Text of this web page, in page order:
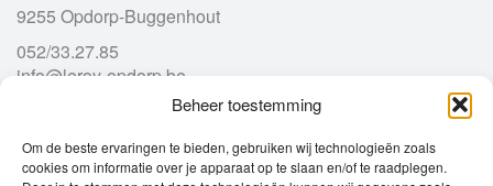
Beheer toestemming
Om de beste ervaringen te bieden, gebruiken wij technologieën zoals
cookies om informatie over je apparaat op te slaan en/of te raadplegen.
9255 Opdorp-Buggenhout
052/33.27.85
info@leroy-opdorp.be
Openingsuren